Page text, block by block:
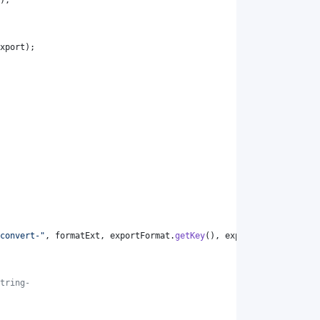
);
" , formatExt , exportFormat .getKey(), exportFormat